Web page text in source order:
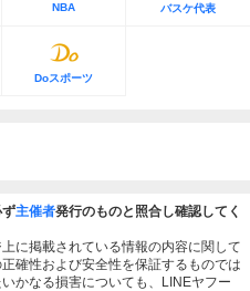
NBA バスケ代表
Doスポーツ
主催者発行のものと照合し確認してく
に掲載されている情報の内容に関して
確性および安全性を保証するものでは
かなる損害についても、LINEヤフー